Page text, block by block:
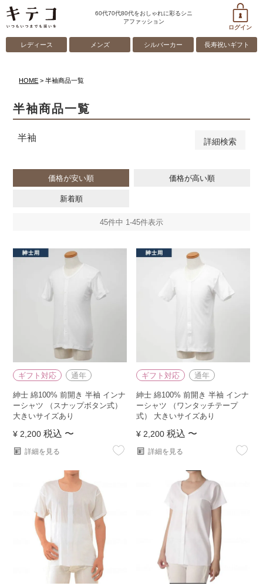
60代70代80代をおしゃれに彩るシニ
アファッション
ログイン
レディース メンズ シルバーカー 長寿祝いギフト
HOME 半袖商品一覧
半袖商品一覧
半袖 詳細検索
66～70cm
71～75cm
76～80cm
81cm以上
ゴム取替え口（ボトムスのみ）
価格が安い順 価格が高い順
新着順
45件中 1-45件表示
ギフト対応 通年
紳士 綿100% 前開き 半袖 インナ
ーシャツ （スナップボタン式）
大きいサイズあり
¥ 2,200 税込 〜
詳細を見る
ギフト対応 通年
紳士 綿100% 前開き 半袖 インナ
ーシャツ （ワンタッチテープ
式） 大きいサイズあり
¥ 2,200 税込 〜
詳細を見る